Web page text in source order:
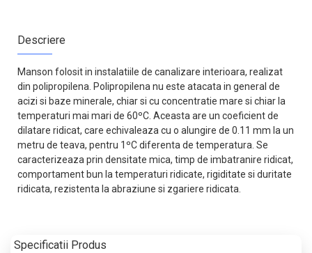
Descriere
Manson folosit in instalatiile de canalizare interioara, realizat
din polipropilena. Polipropilena nu este atacata in general de
acizi si baze minerale, chiar si cu concentratie mare si chiar la
temperaturi mai mari de 60ºC. Aceasta are un coeficient de
dilatare ridicat, care echivaleaza cu o alungire de 0.11 mm la un
metru de teava, pentru 1ºC diferenta de temperatura. Se
caracterizeaza prin densitate mica, timp de imbatranire ridicat,
comportament bun la temperaturi ridicate, rigiditate si duritate
ridicata, rezistenta la abraziune si zgariere ridicata.
Specificatii Produs